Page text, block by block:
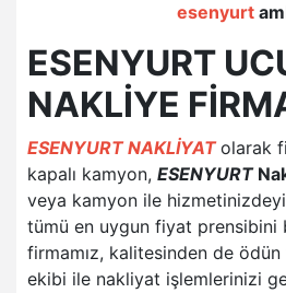
esenyurt
ESENYURT
NAKLİYE
ESENYURT NAKLİYATolarak
kapalı kamyon, ESENYURT
veya kamyon ile
tümü en uygun fiyat prensibini
firmamız, kalitesinden de
ekibi ile nakliyat işlemlerinizi